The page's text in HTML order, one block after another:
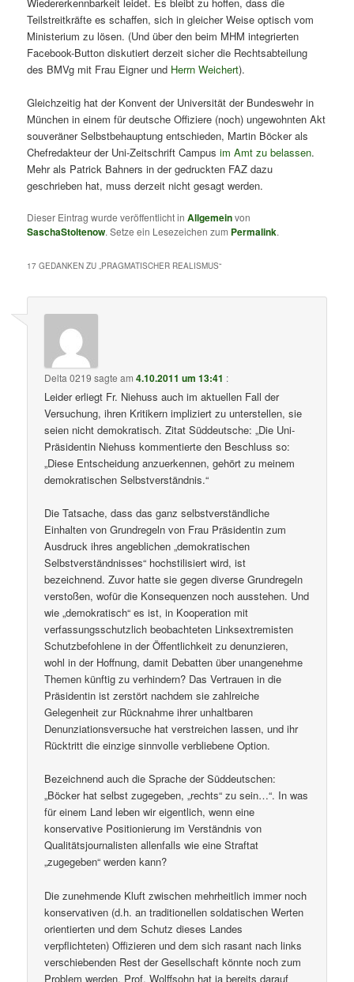
Teilstreitkräfte es schaffen, sich in gleicher Weise optisch vom
Ministerium zu lösen. (Und über den beim MHM integrierten
Facebook-Button diskutiert derzeit sicher die Rechtsabteilung
des BMVg mit Frau Eigner und Herrn Weichert).
Gleichzeitig hat der Konvent der Universität der Bundeswehr in
München in einem für deutsche Offiziere (noch) ungewohnten Akt
souveräner Selbstbehauptung entschieden, Martin Böcker als
Chefredakteur der Uni-Zeitschrift Campusim Amt zu belassen.
Mehr als Patrick Bahners in der gedruckten FAZ dazu
geschrieben hat, muss derzeit nicht gesagt werden.
Dieser Eintrag wurde veröffentlicht inAllgemeinvon
SaschaStoltenow. Setze ein Lesezeichen zum Permalink.
17 GEDANKEN ZU „PRAGMATISCHER REALISMUS“
Delta 0219 sagte am4.10.2011 um 13:41 :
Leider erliegt Fr. Niehuss auch im aktuellen Fall der
Versuchung, ihren Kritikern impliziert zu unterstellen, sie
seien nicht demokratisch. Zitat Süddeutsche: „Die Uni-
Präsidentin Niehuss kommentierte den Beschluss so:
„Diese Entscheidung anzuerkennen, gehört zu meinem
demokratischen Selbstverständnis.“
Die Tatsache, dass das ganz selbstverständliche
Einhalten von Grundregeln von Frau Präsidentin zum
Ausdruck ihres angeblichen „demokratischen
Selbstverständnisses“ hochstilisiert wird, ist
bezeichnend. Zuvor hatte sie gegen diverse Grundregeln
verstoßen, wofür die Konsequenzen noch ausstehen. Und
wie „demokratisch“ es ist, in Kooperation mit
verfassungsschutzlich beobachteten Linksextremisten
Schutzbefohlene in der Öffentlichkeit zu denunzieren,
wohl in der Hoffnung, damit Debatten über unangenehme
Themen künftig zu verhindern? Das Vertrauen in die
Präsidentin ist zerstört nachdem sie zahlreiche
Gelegenheit zur Rücknahme ihrer unhaltbaren
Denunziationsversuche hat verstreichen lassen, und ihr
Rücktritt die einzige sinnvolle verbliebene Option.
Bezeichnend auch die Sprache der Süddeutschen:
„Böcker hat selbst zugegeben, „rechts“ zu sein…“. In was
für einem Land leben wir eigentlich, wenn eine
konservative Positionierung im Verständnis von
Qualitätsjournalisten allenfalls wie eine Straftat
„zugegeben“ werden kann?
Die zunehmende Kluft zwischen mehrheitlich immer noch
konservativen (d.h. an traditionellen soldatischen Werten
orientierten und dem Schutz dieses Landes
verpflichteten) Offizieren und dem sich rasant nach links
verschiebenden Rest der Gesellschaft könnte noch zum
Problem werden. Prof. Wolffsohn hat ja bereits darauf